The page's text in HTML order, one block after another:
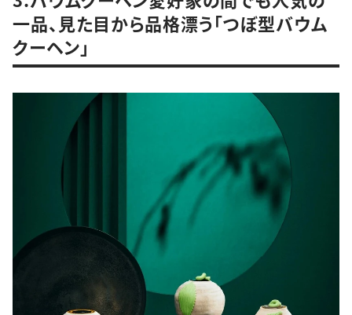
一品、見た目から品格漂う「つぼ型バウム
クーヘン」